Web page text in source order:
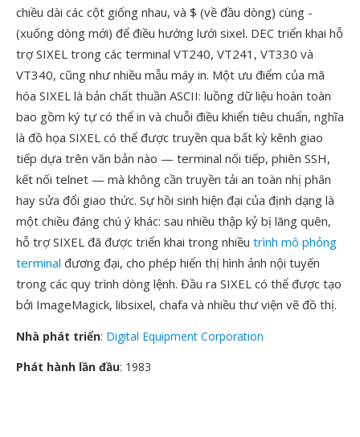
chiều dài các cột giống nhau, và $ (về đầu dòng) cùng -
(xuống dòng mới) để điều hướng lưới sixel. DEC triển khai hỗ
trợ SIXEL trong các terminal VT240, VT241, VT330 và
VT340, cũng như nhiều mẫu máy in. Một ưu điểm của mã
hóa SIXEL là bản chất thuần ASCII: luồng dữ liệu hoàn toàn
bao gồm ký tự có thể in và chuỗi điều khiển tiêu chuẩn, nghĩa
là đồ họa SIXEL có thể được truyền qua bất kỳ kênh giao
tiếp dựa trên văn bản nào — terminal nối tiếp, phiên SSH,
kết nối telnet — mà không cần truyền tải an toàn nhị phân
hay sửa đổi giao thức. Sự hồi sinh hiện đại của định dạng là
một chiều đáng chú ý khác: sau nhiều thập kỷ bị lãng quên,
hỗ trợ SIXEL đã được triển khai trong nhiều trình mô phỏng
terminal đương đại, cho phép hiển thị hình ảnh nội tuyến
trong các quy trình dòng lệnh. Đầu ra SIXEL có thể được tạo
bởi ImageMagick, libsixel, chafa và nhiều thư viện vẽ đồ thị.
Nhà phát triển: Digital Equipment Corporation
Phát hành lần đầu: 1983